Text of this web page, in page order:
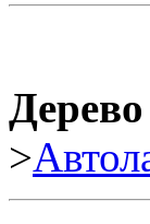
>